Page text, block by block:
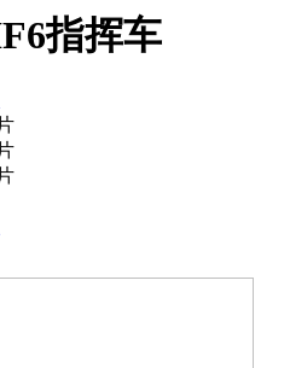
指挥车